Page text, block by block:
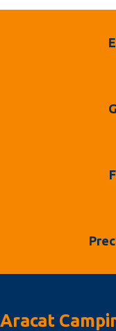
Aracat